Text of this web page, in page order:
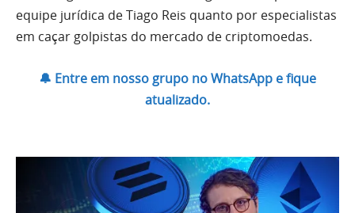
equipe jurídica de Tiago Reis quanto por especialistas
em caçar golpistas do mercado de criptomoedas.
🔔 Entre em nosso grupo no WhatsApp e fique
atualizado.